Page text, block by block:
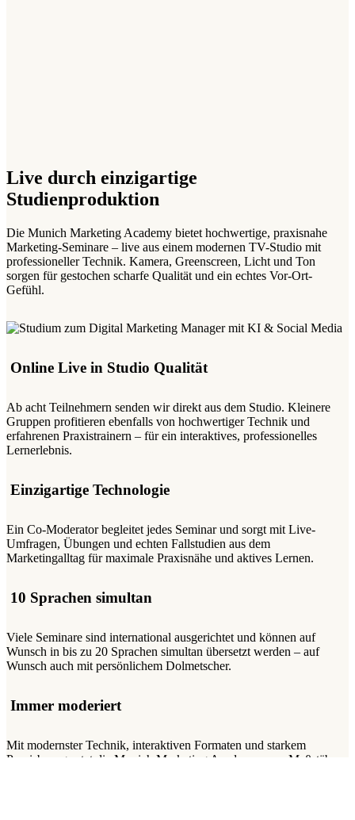
Live durch einzigartige
Studienproduktion
Die Munich Marketing Academy bietet hochwertige, praxisnahe
Marketing-Seminare – live aus einem modernen TV-Studio mit
professioneller Technik. Kamera, Greenscreen, Licht und Ton
sorgen für gestochen scharfe Qualität und ein echtes Vor-Ort-
Gefühl.
Online Live in Studio Qualität
Ab acht Teilnehmern senden wir direkt aus dem Studio. Kleinere
Gruppen profitieren ebenfalls von hochwertiger Technik und
erfahrenen Praxistrainern – für ein interaktives, professionelles
Lernerlebnis.
Einzigartige Technologie
Ein Co-Moderator begleitet jedes Seminar und sorgt mit Live-
Umfragen, Übungen und echten Fallstudien aus dem
Marketingalltag für maximale Praxisnähe und aktives Lernen.
10 Sprachen simultan
Viele Seminare sind international ausgerichtet und können auf
Wunsch in bis zu 20 Sprachen simultan übersetzt werden – auf
Wunsch auch mit persönlichem Dolmetscher.
Immer moderiert
Mit modernster Technik, interaktiven Formaten und starkem
Praxisbezug setzt die Munich Marketing Academy neue Maßstäbe